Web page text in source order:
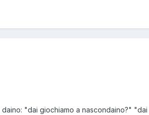
"dai giochiamo a nascondaino?"